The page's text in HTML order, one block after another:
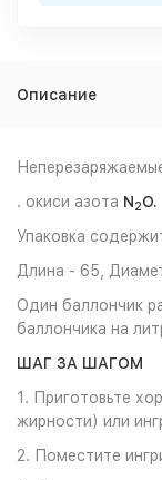
Описание
. окиси азота N2O.
Упаковка
Длина - 65,
Один баллончик
баллончика на
ШАГ ЗА ШАГОМ
1. Приготовьте
жирности) или
2. Поместите